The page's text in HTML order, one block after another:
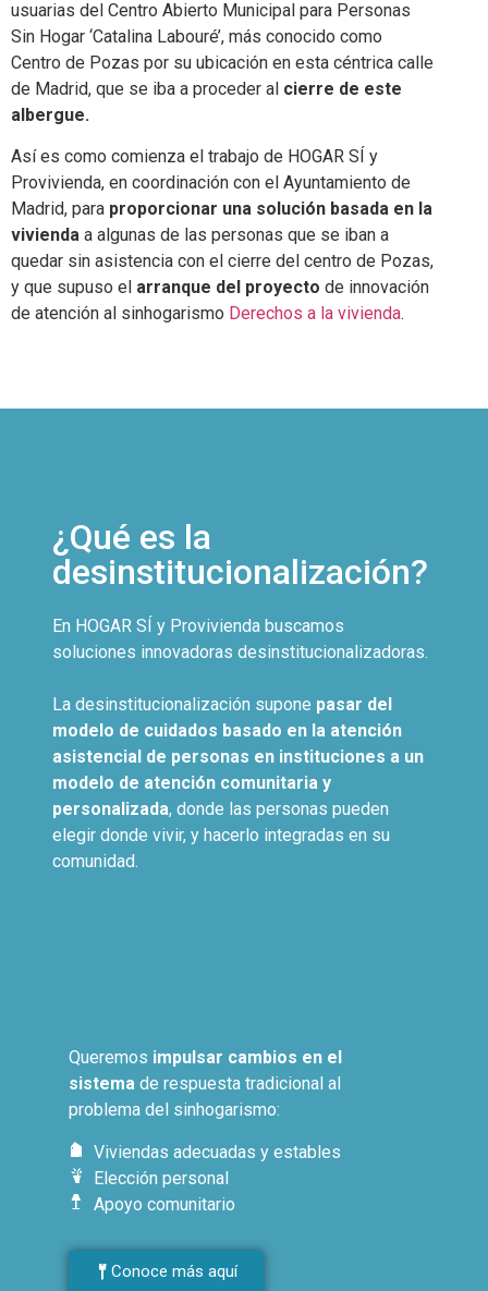
usuarias del Centro Abierto Municipal para Personas
Sin Hogar ‘Catalina Labouré’, más conocido como
Centro de Pozas por su ubicación en esta céntrica calle
de Madrid, que se iba a proceder al cierre de este
albergue.
Así es como comienza el trabajo de HOGAR SÍ y
Provivienda, en coordinación con el Ayuntamiento de
Madrid, para proporcionar una solución basada en la
vivienda a algunas de las personas que se iban a
quedar sin asistencia con el cierre del centro de Pozas,
y que supuso el arranque del proyecto de innovación
de atención al sinhogarismo Derechos a la vivienda.
¿Qué es la
desinstitucionalización?
En HOGAR SÍ y Provivienda buscamos
soluciones innovadoras desinstitucionalizadoras.
La desinstitucionalización supone pasar del
modelo de cuidados basado en la atención
asistencial de personas en instituciones a un
modelo de atención comunitaria y
personalizada, donde las personas pueden
elegir donde vivir, y hacerlo integradas en su
comunidad.
Queremos impulsar cambios en el
sistema de respuesta tradicional al
problema del sinhogarismo:
Viviendas adecuadas y estables
Elección personal
Apoyo comunitario
Conoce más aquí